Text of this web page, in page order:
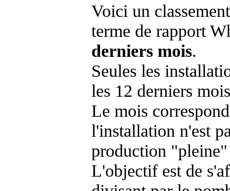
Voici un
terme de rapport
derniers mois.
Seules les
les 12 derniers
Le mois
l'installation n'est
production "pleine"
L'objectif est de